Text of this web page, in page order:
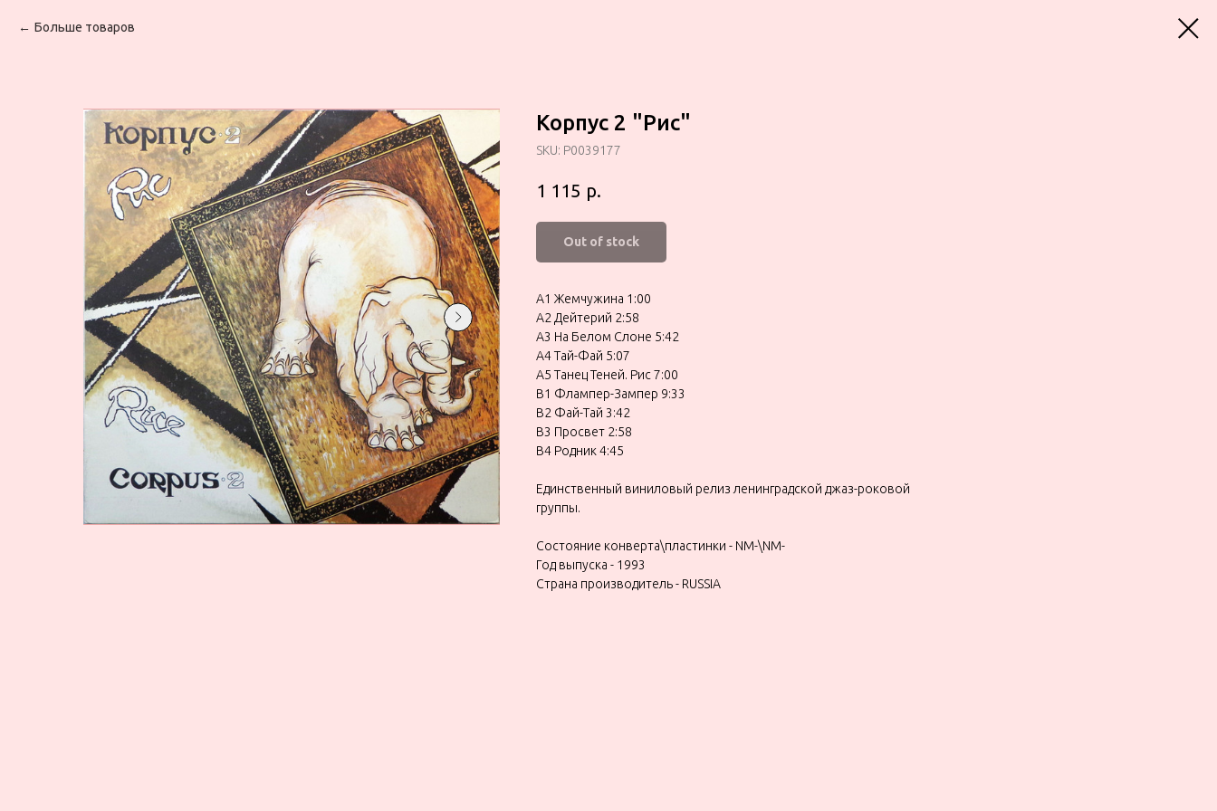
Больше товаров
Корпус 2 "Рис"
SKU: P0039177
1 115 р.
Out of stock
A1 Жемчужина 1:00
А2 Дейтерий 2:58
А3 На Белом Слоне 5:42
А4 Тай-Фай 5:07
А5 Танец Теней. Рис 7:00
В1 Флампер-Зампер 9:33
В2 Фай-Тай 3:42
В3 Просвет 2:58
В4 Родник 4:45
Единственный виниловый релиз ленинградской джаз-роковой
группы.
Состояние конверта\пластинки - NM-\NM-
Год выпуска - 1993
Страна производитель - RUSSIA